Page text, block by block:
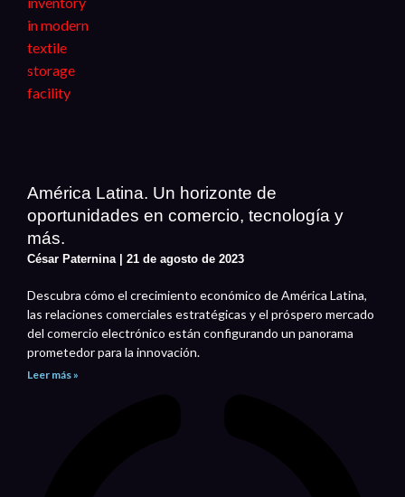
América Latina. Un horizonte de
oportunidades en comercio, tecnología y
más.
César Paternina 21 de agosto de 2023
Descubra cómo el crecimiento económico de América Latina,
las relaciones comerciales estratégicas y el próspero mercado
del comercio electrónico están configurando un panorama
prometedor para la innovación.
Leer más »